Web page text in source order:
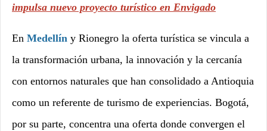
impulsa nuevo proyecto turístico en Envigado
En Medellín y Rionegro la oferta turística se vincula a
la transformación urbana, la innovación y la cercanía
con entornos naturales que han consolidado a Antioquia
como un referente de turismo de experiencias. Bogotá,
por su parte, concentra una oferta donde convergen el